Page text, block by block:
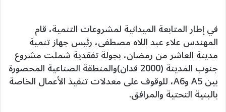
في إطار المتابعة الميدانية لمشروعات التنمية، قام
المهندس علاء عبد اللاه مصطفى، رئيس جهاز تنمية
مدينة العاشر من رمضان، بجولة تفقدية شملت مشروع
جنوب المدينة (2000 فدان)والمنطقة الصناعية المحصورة
بين A5 وA6، للوقوف على معدلات تنفيذ الأعمال الخاصة
بالبنية التحتية والمرافق.